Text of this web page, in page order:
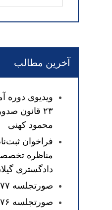
آخرین مطالب
ویدیوی دوره
۲۳ قانون
محمود کهنی
فراخوان
مناظره
دادگستری
صورتجلسه ۷۷ – دوره سیزدهم
صورتجلسه ۷۶ – دوره سیزدهم